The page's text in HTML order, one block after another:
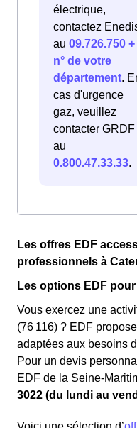
électrique,
contactez
au 09.726.750 +
n° de votre
département.
cas d'urgence
gaz, veuillez
contacter GRDF
au
0.800.47.33.33.
Les offres EDF
professionnels à
Les options EDF
Vous exercez une
(76 116) ? EDF
adaptées aux besoins
Pour un devis
EDF de la Seine-
3022 (du lundi au